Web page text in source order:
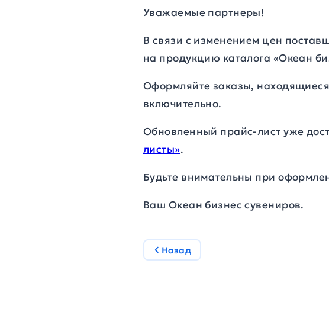
Уважаемые партнеры!
В связи с изменением цен
на продукцию каталога «Океан
Оформляйте заказы,
включительно.
Обновленный прайс-лист уже
листы».
Будьте внимательны при
Ваш Океан бизнес сувениров.
Назад